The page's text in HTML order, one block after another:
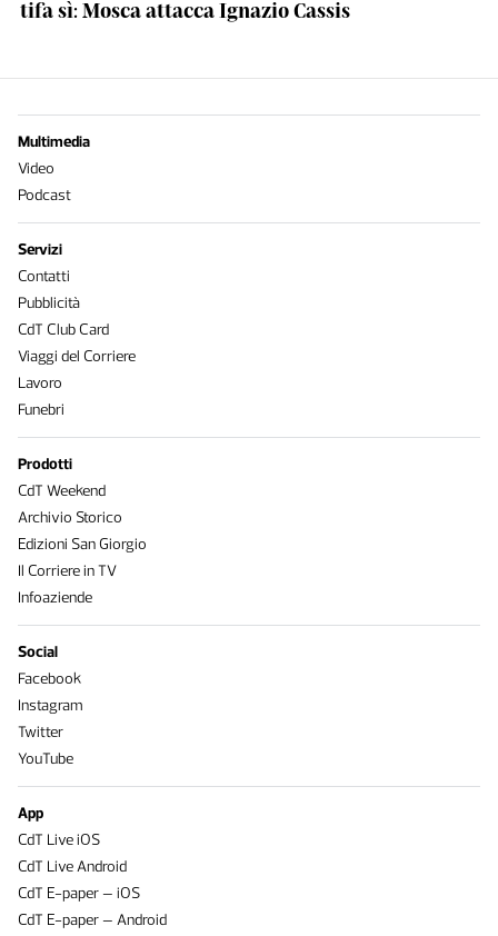
tifa sì: Mosca attacca Ignazio Cassis
Multimedia
Video
Podcast
Servizi
Contatti
Pubblicità
CdT Club Card
Viaggi del Corriere
Lavoro
Funebri
Prodotti
CdT Weekend
Archivio Storico
Edizioni San Giorgio
Il Corriere in TV
Infoaziende
Social
Facebook
Instagram
Twitter
YouTube
App
CdT Live iOS
CdT Live Android
CdT E-paper – iOS
CdT E-paper – Android